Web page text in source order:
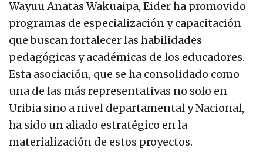
Wayuu Anatas Wakuaipa, Eider ha promovido
programas de especialización y capacitación
que buscan fortalecer las habilidades
pedagógicas y académicas de los educadores.
Esta asociación, que se ha consolidado como
una de las más representativas no solo en
Uribia sino a nivel departamental y Nacional,
ha sido un aliado estratégico en la
materialización de estos proyectos.